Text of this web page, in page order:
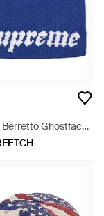
Berretto Ghostface